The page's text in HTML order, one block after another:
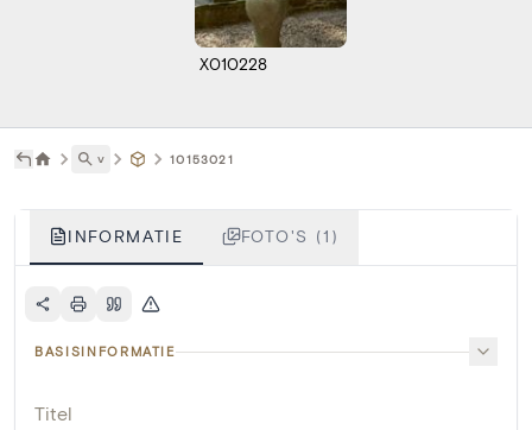
X010228
˅ 10153021
INFORMATIE FOTO'S (1)
BASISINFORMATIE
Titel